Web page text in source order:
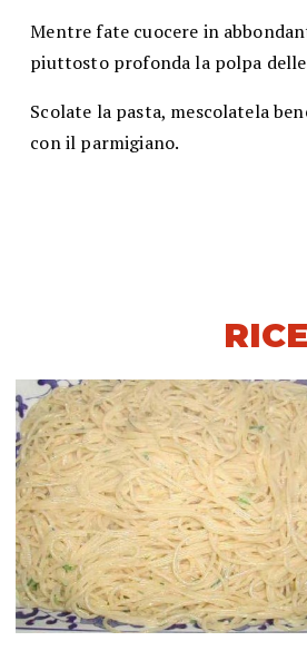
Mentre fate cuocere in
piuttosto profonda la polpa
Scolate la pasta, mescolatela
con il parmigiano.